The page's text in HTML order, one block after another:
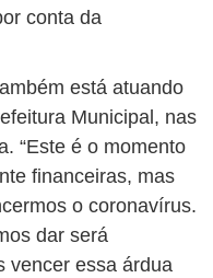
conta da
está atuando
Municipal, nas
“Este é o momento
financeiras, mas
o coronavírus.
dar será
vencer essa árdua